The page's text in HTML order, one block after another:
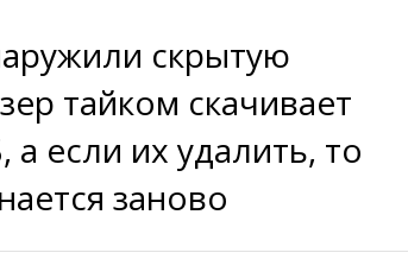
скрытую
тайком скачивает
если их удалить, то
заново